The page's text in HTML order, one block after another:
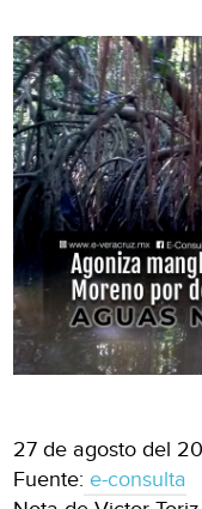
27 de agosto del
Fuente: e-consulta